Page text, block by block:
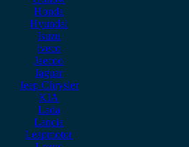
Honda
Hyundai
Isuzu
iveco
Jaecoo
Jaguar
Jeep Chrysler
KIA
Lada
Lancia
Leapmotor